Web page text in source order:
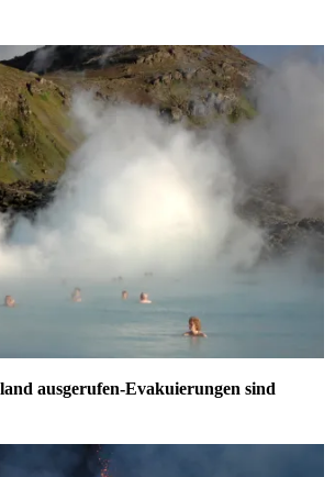
ausgerufen-Evakuierungen sind